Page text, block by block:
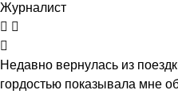
Журналист
Недавно вернулась из
гордостью показывала мне